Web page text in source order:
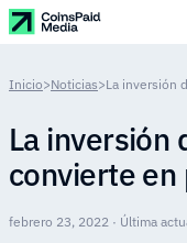
Inicio>Noticias>La inversión
La inversión
convierte
febrero 23, 2022 · Última